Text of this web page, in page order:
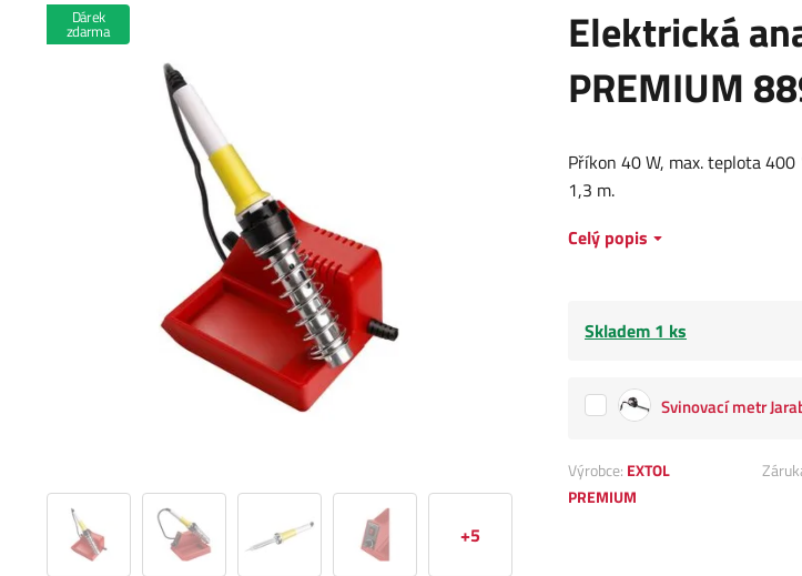
Elektrická
PREMIUM
Dárek
zdarma
+5
Příkon 40 W, max. teplota
1,3 m.
Celý popis
Skladem 1 ks
Svinovací metr
Výrobce: EXTOL
PREMIUM